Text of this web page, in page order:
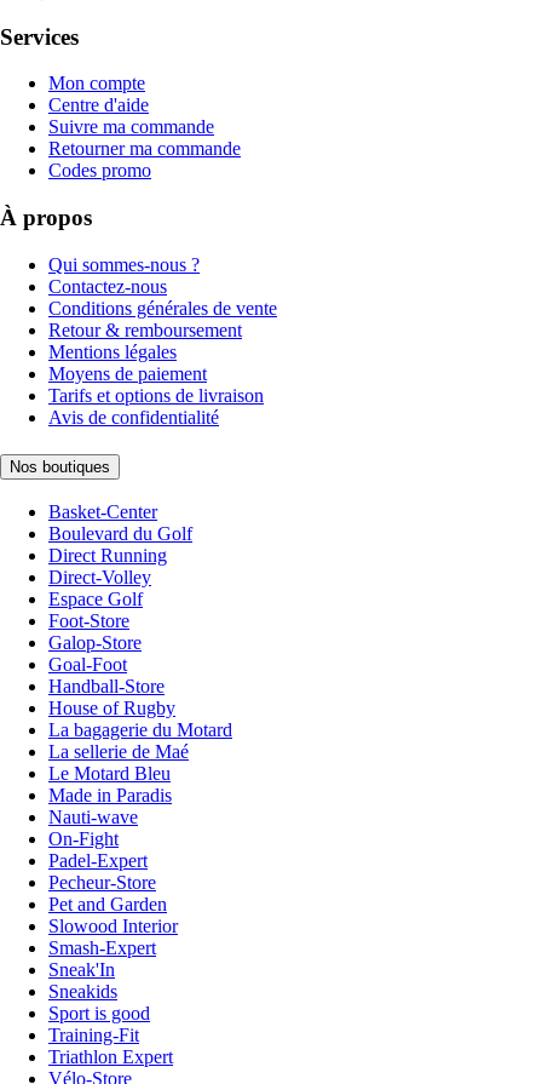
Services
Mon compte
Centre d'aide
Suivre ma commande
Retourner ma commande
Codes promo
À propos
Qui sommes-nous ?
Contactez-nous
Conditions générales de vente
Retour & remboursement
Mentions légales
Moyens de paiement
Tarifs et options de livraison
Avis de confidentialité
Nos boutiques
Basket-Center
Boulevard du Golf
Direct Running
Direct-Volley
Espace Golf
Foot-Store
Galop-Store
Goal-Foot
Handball-Store
House of Rugby
La bagagerie du Motard
La sellerie de Maé
Le Motard Bleu
Made in Paradis
Nauti-wave
On-Fight
Padel-Expert
Pecheur-Store
Pet and Garden
Slowood Interior
Smash-Expert
Sneak'In
Sneakids
Sport is good
Training-Fit
Triathlon Expert
Vélo-Store